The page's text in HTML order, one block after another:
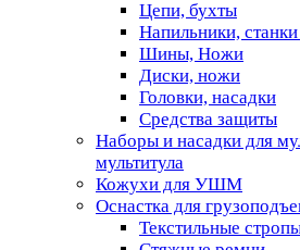
Цепи, бухты
Напильники,
Шины, Ножи
Диски, ножи
Головки, насадки
Средства защиты
Наборы и насадки для
мультитула
Кожухи для УШМ
Оснастка для
Текстильные